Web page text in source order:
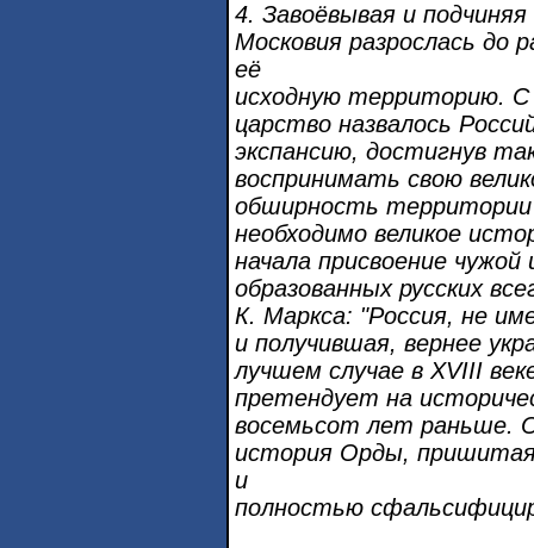
4. Завоёвывая и
Московия разрослась до
её
исходную территорию. С
царство назвалось
экспансию, достигнув
воспринимать свою
обширность территории
необходимо великое
начала присвоение
образованных русских
К. Маркса: "Россия, не
и получившая, вернее
лучшем случае в XVIII
претендует на
восемьсот лет раньше.
история Орды,
и
полностью